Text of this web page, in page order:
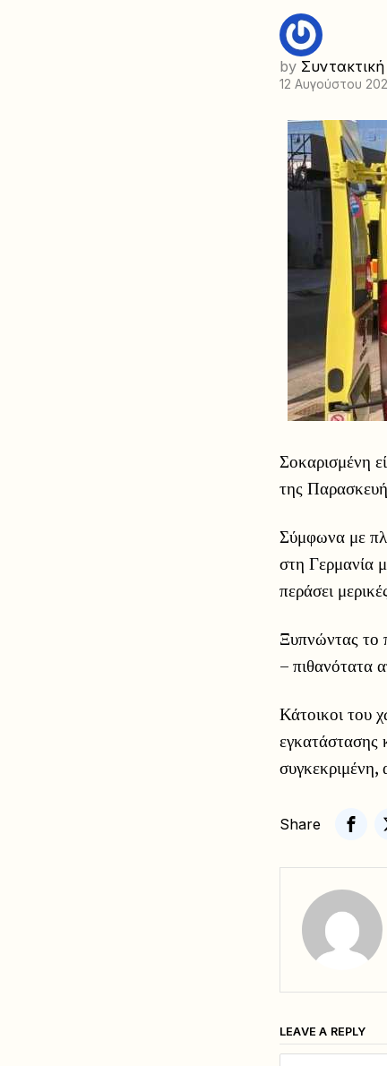
by
12 Αυγούστου
Σοκαρισμένη
της
Σύμφωνα με
στη Γερμανία
περάσει
Ξυπνώντας το
– πιθανότατα
Κάτοικοι του
εγκατάστασης
συγκεκριμένη,
Share
LEAVE A REPLY